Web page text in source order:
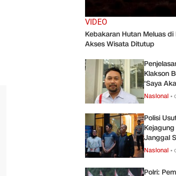
VIDEO
Kebakaran Hutan Meluas
Akses Wisata Ditutup
Klakson
'Saya
Nasional •
Polisi
Janggal
Nasional •
Polri: